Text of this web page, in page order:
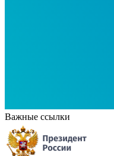
Важные ссылки